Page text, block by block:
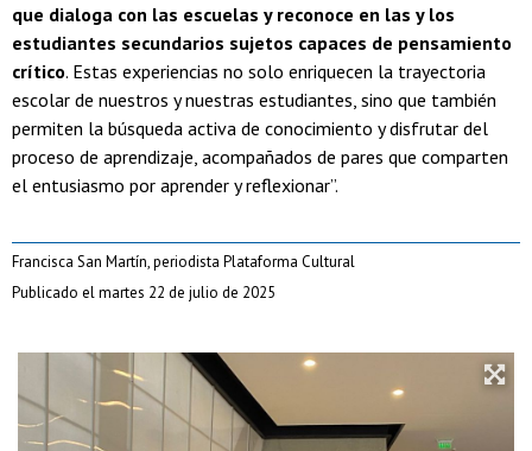
que dialoga con las escuelas y reconoce en las y los
estudiantes secundarios sujetos capaces de pensamiento
crítico. Estas experiencias no solo enriquecen la trayectoria
escolar de nuestros y nuestras estudiantes, sino que también
permiten la búsqueda activa de conocimiento y disfrutar del
proceso de aprendizaje, acompañados de pares que comparten
el entusiasmo por aprender y reflexionar”.
Francisca San Martín, periodista Plataforma Cultural
Publicado el martes 22 de julio de 2025